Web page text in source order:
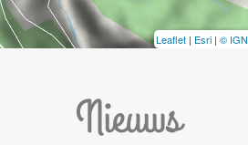
Leaflet | Esri | © IGN
Nieuws